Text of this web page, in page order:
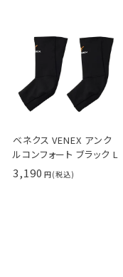
ベネクス VENEX アンク
ルコンフォート ブラック L
3,190